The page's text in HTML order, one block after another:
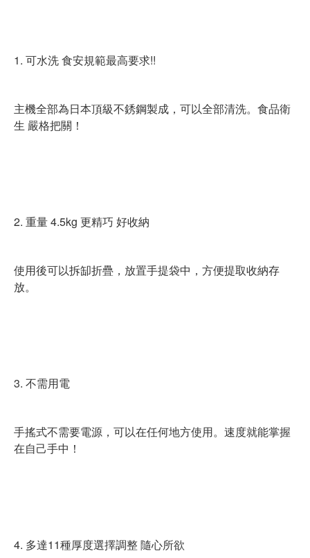
1. 可水洗 食安規範最高要求!!
主機全部為日本頂級不銹鋼製成，可以全部清洗。食品衛
生 嚴格把關！
2. 重量 4.5kg 更精巧 好收納
使用後可以拆缷折疊，放置手提袋中，方便提取收納存
放。
3. 不需用電
手搖式不需要電源，可以在任何地方使用。速度就能掌握
在自己手中！
4. 多達11種厚度選擇調整 隨心所欲